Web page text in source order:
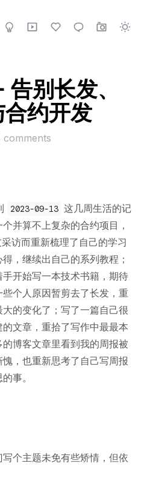
别长发、
约开发
comments
2023-09-13 这几周生活的记
并算不上复杂的合约项目，
访而重新梳理了自己的学习
，继续出自己的系列教程；
开始写一本技术书籍，期待
个人原因暂剪去了长发，重
的变化了；写了一篇自己很
文章，重拾了写作中最最本
博客文章里看到我的周报被
，也重新思考了自己写周报
事。
个主题未免有些矫情，但依